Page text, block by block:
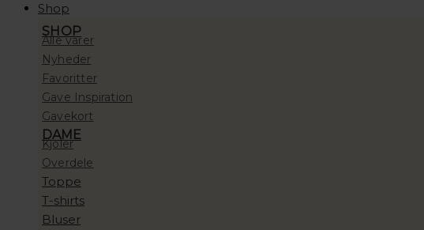
Shop
SHOP
Alle varer
Nyheder
Favoritter
Gave Inspiration
Gavekort
DAME
Kjoler
Overdele
Toppe
T-shirts
Bluser